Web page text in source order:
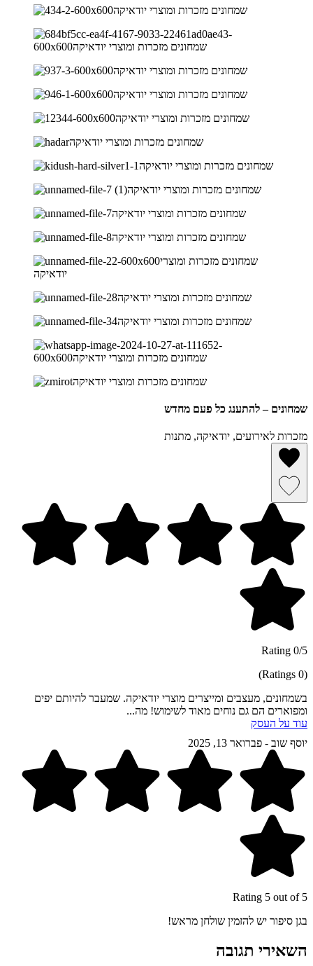
שמחונים – להתענג כל פעם מחדש
מזכרות לאירועים, יודאיקה, מתנות
הסרה מרשימת מועדפים
שמירה ברשימת מועדפים
0/5 Rating
(0 Ratings)
בשמחונים, מעצבים ומייצרים מוצרי יודאיקה. שמעבר להיותם יפים
ומפוארים הם גם נוחים מאוד לשימוש! מה...
עוד על העסק
יוסף שוב - פברואר 13, 2025
Rating 5 out of 5
בגן סיפור יש להזמין שולחן מראש!
השאירי תגובה